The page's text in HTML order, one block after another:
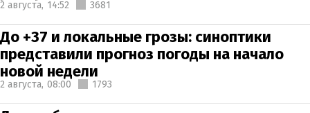
2 августа, 14:52 3681
До +37 и локальные грозы: синоптики
представили прогноз погоды на начало
новой недели
2 августа, 08:00 1793